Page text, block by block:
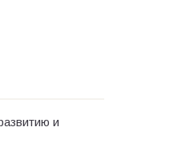
и